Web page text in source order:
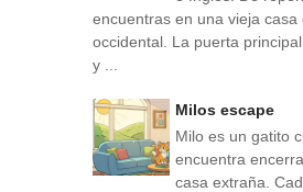
encuentras en una vieja casa
occidental. La puerta
y ...
Milos escape
Milo es un gatito
encuentra
casa extraña.